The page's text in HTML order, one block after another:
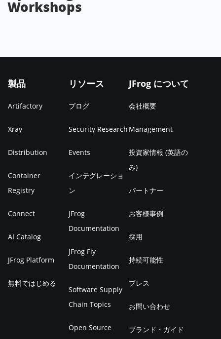
Workshops
製品
Artifactory
Xray
Distribution
Container
Registry
Connect
AI Catalog
JFrog Platform
無料ではじめる
リソース
ブログ
Security Research
Events
インテグレーショ
ン
JFrog
Documentation
JFrog Fly
Documentation
Software Supply
Chain Topics
Open Source
JFrog について
会社概要
Management
投資家情報 (英語の
み)
パートナー
お客様事例
採用
持続可能性
プレス
お問い合わせ
ブランド・ガイド